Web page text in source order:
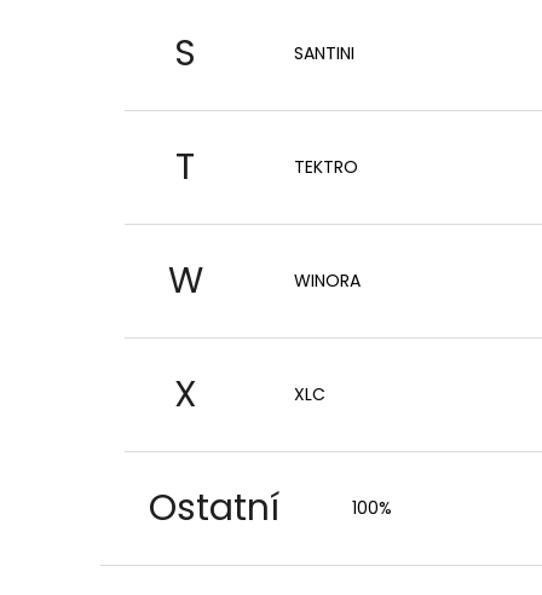
S SANTINI
T TEKTRO
W WINORA
X XLC
Ostatní 100%